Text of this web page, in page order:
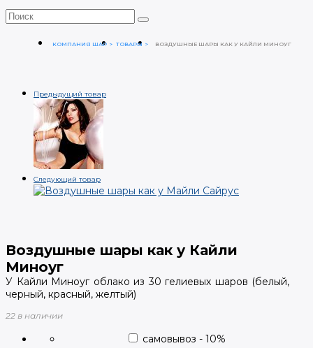
КОМПАНИЯ ШАР ТОВАРЫ ВОЗДУШНЫЕ ШАРЫ КАК У КАЙЛИ МИНОУГ
Предыдущий товар
Следующий товар
Воздушные шары как у Кайли
Миноуг
У Кайли Миноуг облако из 30 гелиевых шаров (белый,
черный, красный, желтый)
22 в наличии
самовывоз -10%